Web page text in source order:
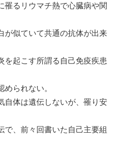
るリウマチ熱で心臓病や関
が似ていて共通の抗体が出来
を起こす所謂る自己免疫疾患
られない。
体は遺伝しないが、罹り安
で、前々回書いた自己主要組